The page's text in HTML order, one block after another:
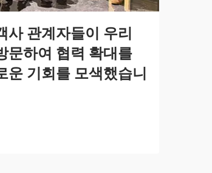
사 관계자들이 우리
문하여 협력 확대를
운 기회를 모색했습니